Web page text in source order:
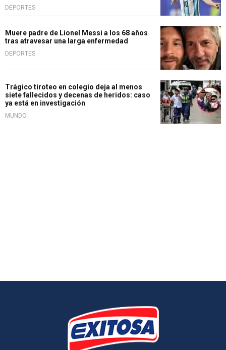
DEPORTES
Muere padre de Lionel Messi a los 68 años
tras atravesar una larga enfermedad
DEPORTES
Trágico tiroteo en colegio deja al menos
siete fallecidos y decenas de heridos: caso
ya está en investigación
MUNDO